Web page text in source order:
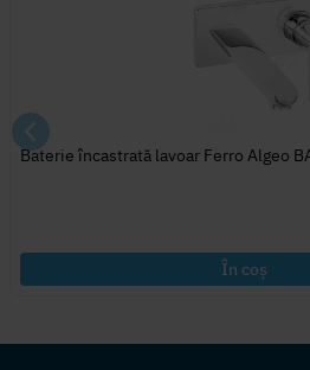
Baterie încastrată lavoar Ferro Algeo
În coș